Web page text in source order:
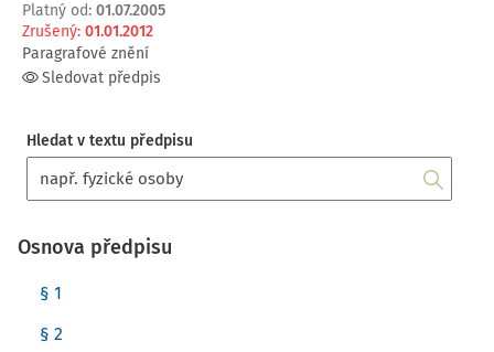
Platný od: 01.07.2005
Zrušený: 01.01.2012
Paragrafové znění
Sledovat předpis
Hledat v textu předpisu
Osnova předpisu
§ 1
§ 2